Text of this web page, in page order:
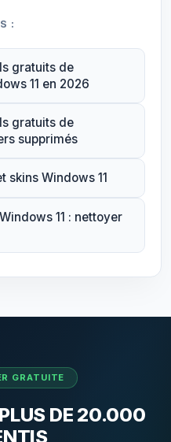
:
gratuits de
11 en 2026
gratuits de
supprimés
skins Windows 11
11 : nettoyer
DE 20.000